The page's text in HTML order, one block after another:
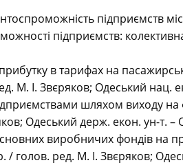
підприємств
підприємств:
в тарифах на
М. І. Звєряков; Одеський нац.
шляхом виходу
Одеський держ. екон. ун-т. –
виробничих фондів на
/ голов. ред. М. І. Звєряков;